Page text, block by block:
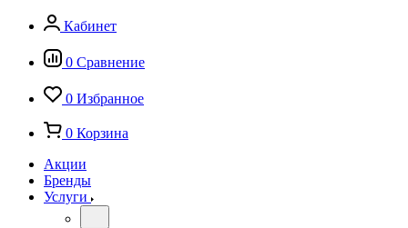
Кабинет
0 Сравнение
0 Избранное
0 Корзина
Акции
Бренды
Услуги